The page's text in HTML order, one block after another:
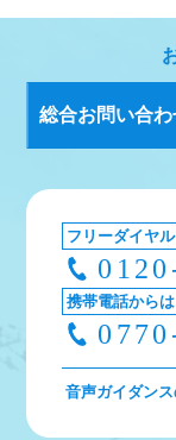
総合お問い合わ
フリーダイヤル
携帯電話からは
音声ガイダン